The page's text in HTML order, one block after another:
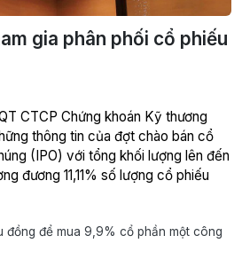
gia phân phối cổ phiếu
CTCP Chứng khoán Kỹ thương
thông tin của đợt chào bán cổ
(IPO) với tổng khối lượng lên đến
đương 11,11% số lượng cổ phiếu
đồng để mua 9,9% cổ phần một công